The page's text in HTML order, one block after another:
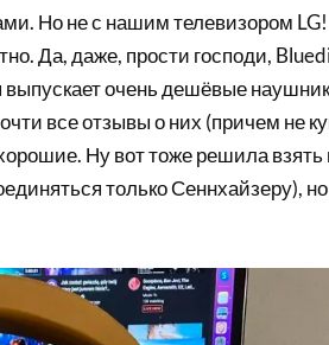
Но не с нашим телевизором
Да, даже, прости господи,
выпускает очень дешёвые
все отзывы о них (причем не
Ну вот тоже решила взять
только Сеннхайзеру),